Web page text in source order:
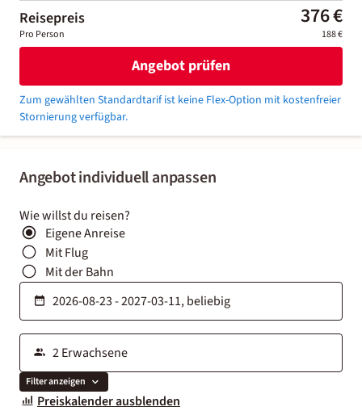
Angebot individuell anpassen
Wie willst du reisen?
Eigene Anreise
Mit Flug
Mit der Bahn
Filter anzeigen
Preiskalender ausblenden
Reisepreis 376 €
Pro Person 188 €
Angebot prüfen
Zum gewählten Standardtarif ist keine Flex-Option mit kostenfreier
Stornierung verfügbar.